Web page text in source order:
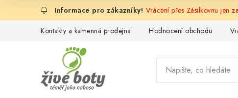
Vrácení přes Zásilkovnu jen
Kontakty a kamenná prodejna Hodnocení obchodu